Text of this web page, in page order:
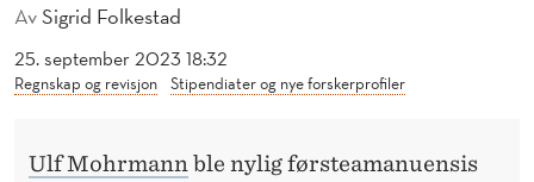
M
A
AvSigrid Folkestad
25. september 2023 18:32
Regnskap og revisjon Stipendiater og nye forskerprofiler
Ulf Mohrmann ble nylig førsteamanuensis